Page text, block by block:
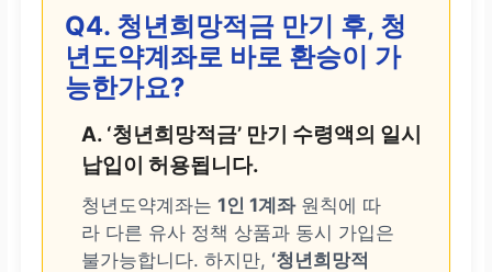
Q4. 청년희망적금 만기 후, 청
년도약계좌로 바로 환승이 가
능한가요?
A. ‘청년희망적금’ 만기 수령액의 일시
납입이 허용됩니다.
청년도약계좌는1인 1계좌원칙에 따
라 다른 유사 정책 상품과 동시 가입은
불가능합니다. 하지만, ‘청년희망적